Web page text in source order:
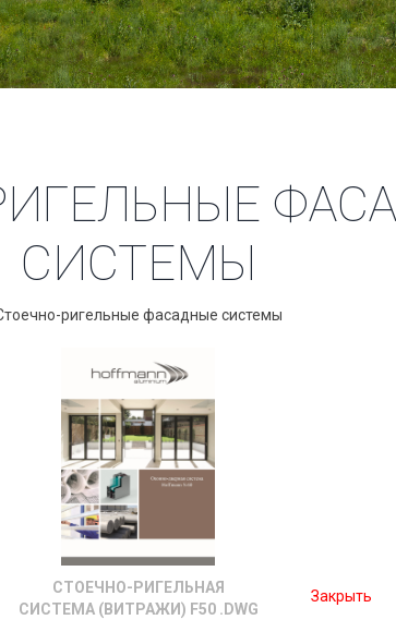
СИСТЕМЫ
ригельные фасадные системы
СТОЕЧНО-РИГЕЛЬНАЯ
СИСТЕМА (ВИТРАЖИ) F50 .DWG
Закрыть